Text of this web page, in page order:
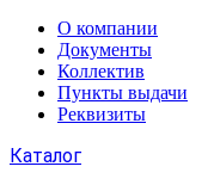
О компании
Документы
Коллектив
Пункты выдачи
Реквизиты
Каталог